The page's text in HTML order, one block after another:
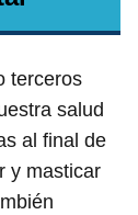
terceros
salud
al final de
y masticar